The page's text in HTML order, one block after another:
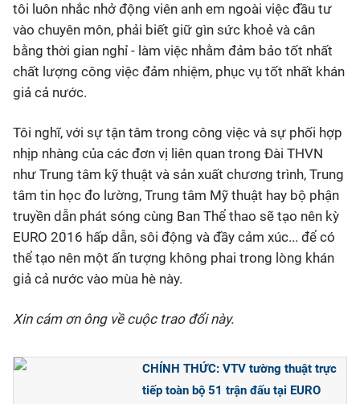
tôi luôn nhắc nhở động viên anh em ngoài việc đầu tư
vào chuyên môn, phải biết giữ gìn sức khoẻ và cân
bằng thời gian nghỉ - làm việc nhằm đảm bảo tốt nhất
chất lượng công việc đảm nhiệm, phục vụ tốt nhất khán
giả cả nước.
Tôi nghĩ, với sự tận tâm trong công việc và sự phối hợp
nhịp nhàng của các đơn vị liên quan trong Đài THVN
như Trung tâm kỹ thuật và sản xuất chương trình, Trung
tâm tin học đo lường, Trung tâm Mỹ thuật hay bộ phận
truyền dẫn phát sóng cùng Ban Thể thao sẽ tạo nên kỳ
EURO 2016 hấp dẫn, sôi động và đầy cảm xúc... để có
thể tạo nên một ấn tượng không phai trong lòng khán
giả cả nước vào mùa hè này.
Xin cám ơn ông về cuộc trao đổi này.
CHÍNH THỨC: VTV tường thuật trực
tiếp toàn bộ 51 trận đấu tại EURO